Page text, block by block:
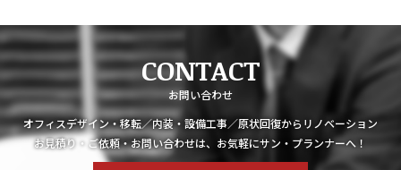
CONTACT
お問い合わせ
オフィスデザイン・移転／内装・設備工事／原状回復からリノベーション
お見積り・ご依頼・お問い合わせは、お気軽にサン・プランナーへ！